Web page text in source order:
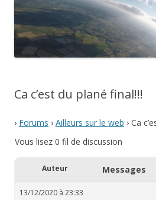
Ca c’est du plané final!!!
› Forums › Ailleurs sur le web › Ca
Vous lisez 0 fil de discussion
Auteur Messages
13/12/2020 à 23:33